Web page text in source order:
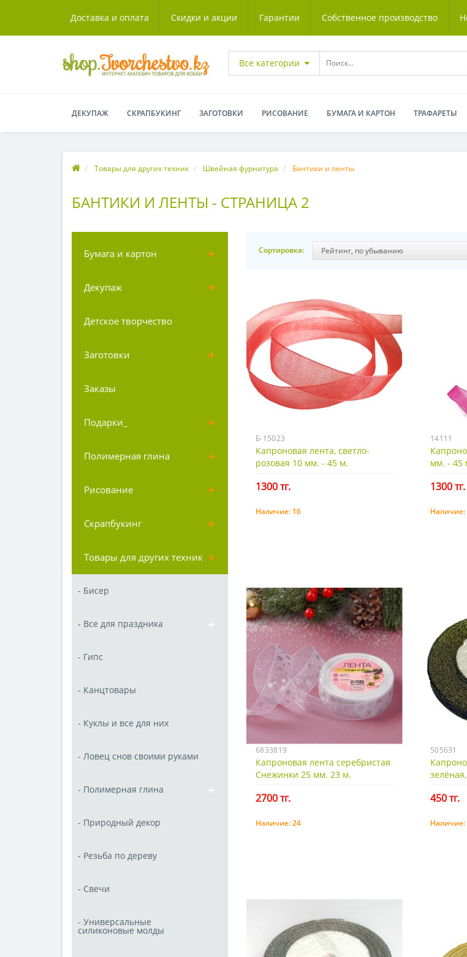
Доставка и оплата Скидки и акции Гарантии Собственное производство
Все категории
ДЕКУПАЖ СКРАПБУКИНГ ЗАГОТОВКИ РИСОВАНИЕ БУМАГА И КАРТОН ТРАФАРЕТЫ
Товары для других техник Швейная фурнитура Бантики и ленты
БАНТИКИ И ЛЕНТЫ - СТРАНИЦА 2
Бумага и картон
Декупаж
Детское творчество
Заготовки
Заказы
Подарки_
Полимерная глина
Рисование
Скрапбукинг
Товары для других техник
- Бисер
- Все для праздника
- Гипс
- Канцтовары
- Куклы и все для них
- Ловец снов своими руками
- Полимерная глина
- Природный декор
- Резьба по дереву
- Свечи
- Универсальные
силиконовые молды
Сортировка:
Б-15023
Капроновая лента, светло-
розовая 10 мм. - 45 м.
1300 тг.
Купить
Наличие: 16
14111
мм. - 45
1300 тг.
Наличие:
6833819
Капроновая лента серебристая
Снежинки 25 мм. 23 м.
2700 тг.
Купить
Наличие:24
505631
450 тг.
Наличие: